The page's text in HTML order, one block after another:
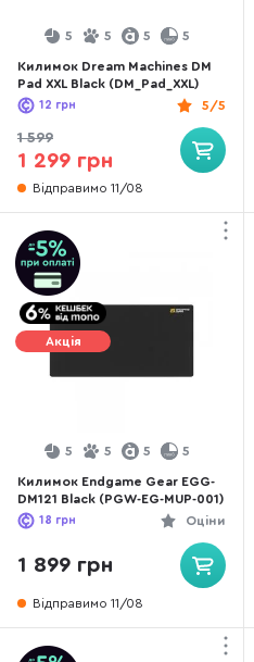
5 5 5 5
Килимок Dream Machines DM
Pad XXL Black (DM_Pad_XXL)
5/5
12 грн
1 599
1 299 грн
Відправимо 11/08
Акція
5 5 5 5
Килимок Endgame Gear EGG-
DM121 Black (PGW-EG-MUP-001)
Оціни
18 грн
1 899 грн
Відправимо 11/08